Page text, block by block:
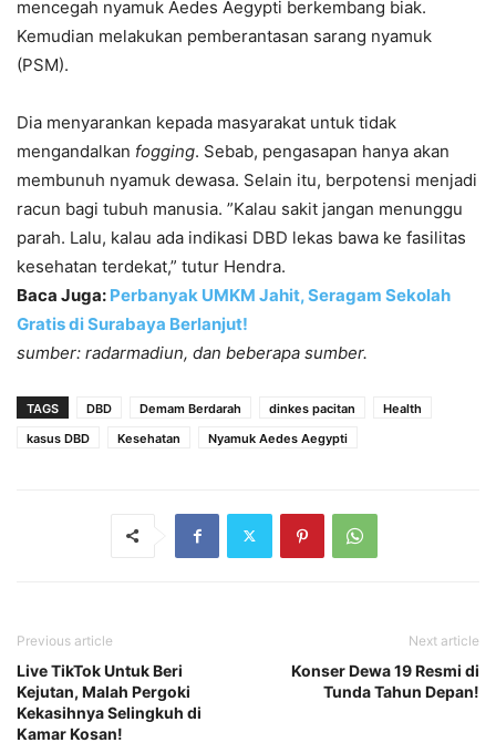
mencegah nyamuk Aedes Aegypti berkembang biak.
Kemudian melakukan pemberantasan sarang nyamuk
(PSM).
Dia menyarankan kepada masyarakat untuk tidak
mengandalkan fogging. Sebab, pengasapan hanya akan
membunuh nyamuk dewasa. Selain itu, berpotensi menjadi
racun bagi tubuh manusia. ”Kalau sakit jangan menunggu
parah. Lalu, kalau ada indikasi DBD lekas bawa ke fasilitas
kesehatan terdekat,” tutur Hendra.
Baca Juga: Perbanyak UMKM Jahit, Seragam Sekolah
Gratis di Surabaya Berlanjut!
sumber: radarmadiun, dan beberapa sumber.
TAGS DBD Demam Berdarah dinkes pacitan
Health
kasus DBD
Kesehatan Nyamuk Aedes Aegypti
Previous article
Live TikTok Untuk Beri
Kejutan, Malah Pergoki
Kekasihnya Selingkuh di
Kamar Kosan!
Next article
Konser Dewa 19 Resmi di
Tunda Tahun Depan!